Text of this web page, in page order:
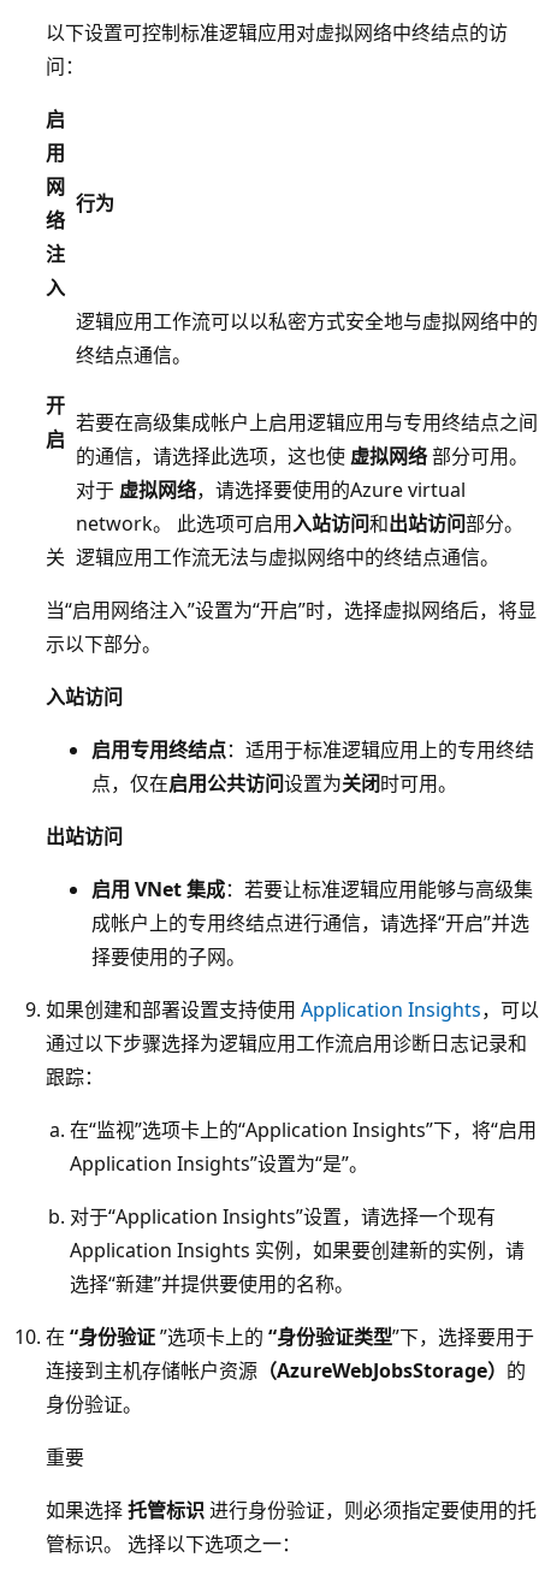
以下设置可控制标准逻辑应用对虚拟网络中终结点的访
问：
启
用
网
络
注
入
行为
开
启
逻辑应用工作流可以以私密方式安全地与虚拟网络中的
终结点通信。
若要在高级集成帐户上启用逻辑应用与专用终结点之间
的通信，请选择此选项，这也使 虚拟网络部分可用。
对于 虚拟网络，请选择要使用的Azure virtual
network。 此选项可启用入站访问和出站访问部分。
关 逻辑应用工作流无法与虚拟网络中的终结点通信。
当“启用网络注入”设置为“开启”时，选择虚拟网络后，将显
示以下部分。
入站访问
启用专用终结点：适用于标准逻辑应用上的专用终结
点，仅在启用公共访问设置为关闭时可用。
出站访问
启用 VNet 集成：若要让标准逻辑应用能够与高级集
成帐户上的专用终结点进行通信，请选择“开启”并选
择要使用的子网。
如果创建和部署设置支持使用 Application Insights，可以
通过以下步骤选择为逻辑应用工作流启用诊断日志记录和
跟踪：
在“监视”选项卡上的“Application Insights”下，将“启用
Application Insights”设置为“是”。
对于“Application Insights”设置，请选择一个现有
Application Insights 实例，如果要创建新的实例，请
选择“新建”并提供要使用的名称。
在 “身份验证”选项卡上的 “身份验证类型”下，选择要用于
连接到主机存储帐户资源 （AzureWebJobsStorage） 的
身份验证。
重要
如果选择托管标识进行身份验证，则必须指定要使用的托
管标识。 选择以下选项之一：